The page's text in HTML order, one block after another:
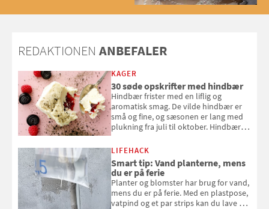
REDAKTIONEN ANBEFALER
KAGER
30 søde opskrifter med hindbær
Hindbær frister med en liflig og
aromatisk smag. De vilde hindbær er
små og fine, og sæsonen er lang med
plukning fra juli til oktober. Hindbær
kan bruge dine hindbær i alt fra
bagværk og salater til is og syltning.
LIFEHACK
Smart tip: Vand planterne, mens
du er på ferie
Planter og blomster har brug for vand,
mens du er på ferie. Med en plastpose,
vatpind og et par strips kan du lave dit